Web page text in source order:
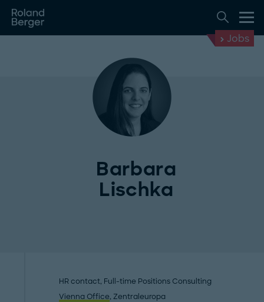
Jobs
Barbara
Lischka
HR contact, Full-time Positions Consulting
Vienna Office, Zentraleuropa